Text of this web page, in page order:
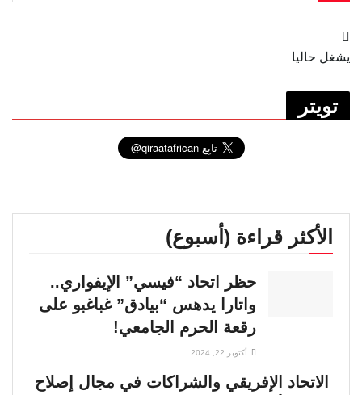
يشغل حاليا
تويتر
الأكثر قراءة (أسبوع)
حظر اتحاد “فيسي” الإيفواري..
واتارا يدهس “بيادق” غباغبو على
رقعة الحرم الجامعي!
أكتوبر 22, 2024
الاتحاد الإفريقي والشراكات في مجال إصلاح